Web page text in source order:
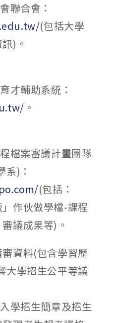
聯合會：
(包括大學
)。
才輔助系統：
。
檔案審議計畫團隊
系)：
(包括：
」作伙做學檔-課程
議成果等)。
資料(包含學習歷
大學招生公平等議
學招生簡章及招生